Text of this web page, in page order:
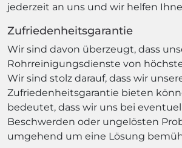
jederzeit an uns und wir helfen
Zufriedenheitsgarantie
Wir sind davon überzeugt, dass
Rohrreinigungsdienste von
Wir sind stolz darauf, dass wir
Zufriedenheitsgarantie bieten
bedeutet, dass wir uns bei
Beschwerden oder ungelösten
umgehend um eine Lösung